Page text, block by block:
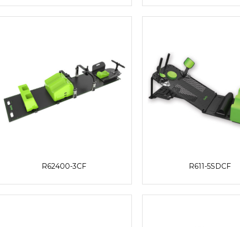
R62400-3CF R611-5SDCF